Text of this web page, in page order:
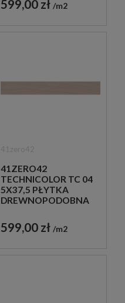
599,00 zł m2
41ZERO42
TECHNICOLOR TC 04
5X37,5 PŁYTKA
DREWNOPODOBNA
599,00 zł m2